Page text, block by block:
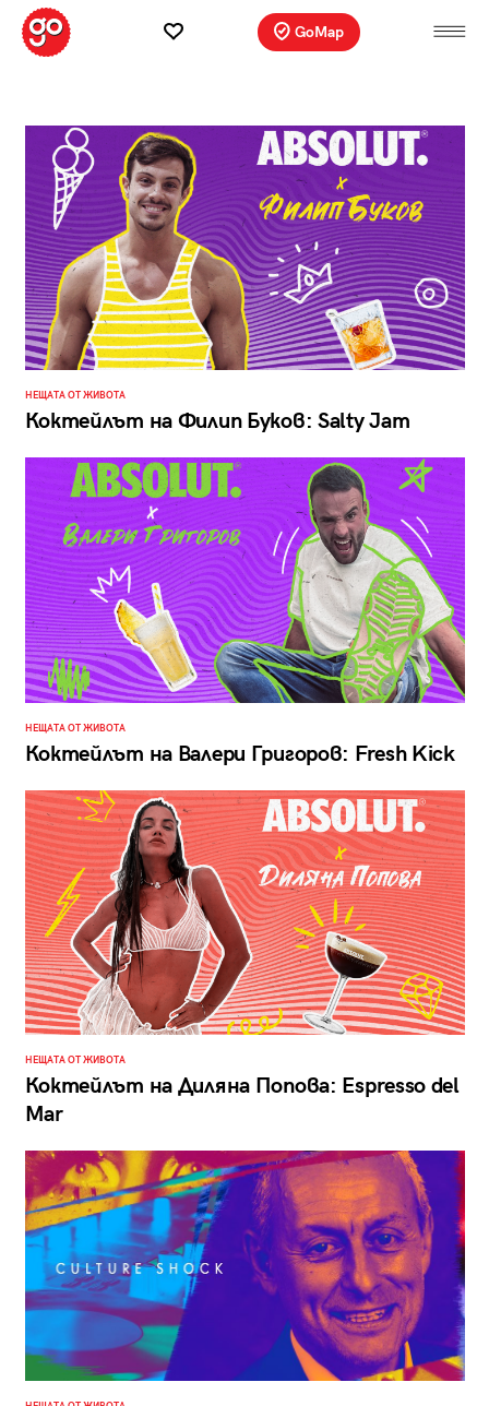
GoMap
НЕЩАТА ОТ ЖИВОТА
Коктейлът на Филип Буков: Salty Jam
НЕЩАТА ОТ ЖИВОТА
Коктейлът на Валери Григоров: Fresh Kick
НЕЩАТА ОТ ЖИВОТА
Коктейлът на Диляна Попова: Еspresso del
Mar